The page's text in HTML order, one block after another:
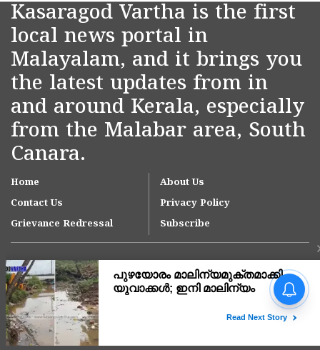
Kasaragod Vartha is the first
local news portal in
Malayalam, and it brings you
the latest updates from in
and around Kerala, especially
from the Malabar area, South
Canara.
Home
About Us
Contact Us
Privacy Policy
Grievance Redressal
Subscribe
Copyright © 2007-